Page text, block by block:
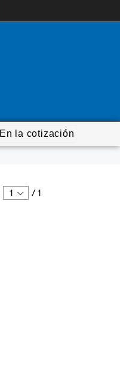
En la cotización
1 /1